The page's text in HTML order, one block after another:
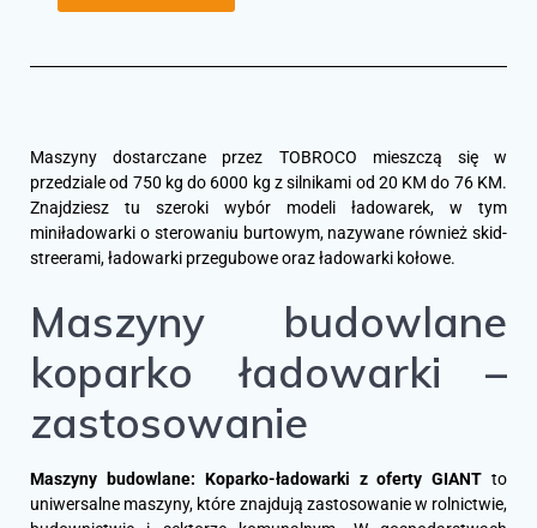
Maszyny dostarczane przez TOBROCO mieszczą się w
przedziale od 750 kg do 6000 kg z silnikami od 20 KM do 76 KM.
Znajdziesz tu szeroki wybór modeli ładowarek, w tym
miniładowarki o sterowaniu burtowym, nazywane również skid-
streerami, ładowarki przegubowe oraz ładowarki kołowe.
Maszyny budowlane
koparko ładowarki –
zastosowanie
Maszyny budowlane: Koparko-ładowarki z oferty GIANT to
uniwersalne maszyny, które znajdują zastosowanie w rolnictwie,